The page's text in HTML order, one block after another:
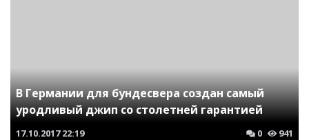
В Германии для бундесвера создан самый
уродливый джип со столетней гарантией
17.10.2017 22:19 0 941